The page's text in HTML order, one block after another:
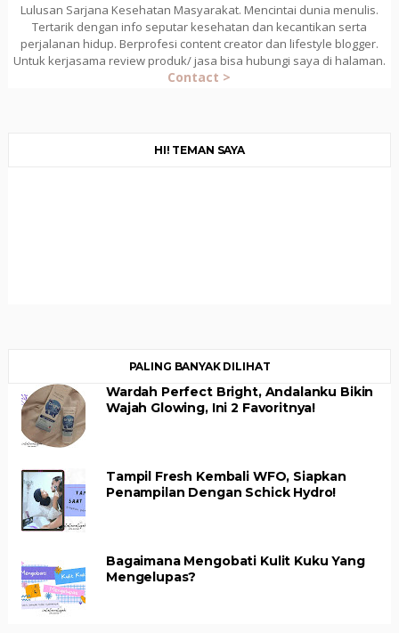
Lulusan Sarjana Kesehatan Masyarakat. Mencintai dunia menulis.
Tertarik dengan info seputar kesehatan dan kecantikan serta
perjalanan hidup. Berprofesi content creator dan lifestyle blogger.
Untuk kerjasama review produk/ jasa bisa hubungi saya di halaman.
Contact >
HI! TEMAN SAYA
PALING BANYAK DILIHAT
Wardah Perfect Bright, Andalanku Bikin
Wajah Glowing, Ini 2 Favoritnya!
Tampil Fresh Kembali WFO, Siapkan
Penampilan Dengan Schick Hydro!
Bagaimana Mengobati Kulit Kuku Yang
Mengelupas?